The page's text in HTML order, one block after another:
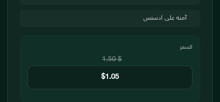
آمنه على ادسنس
السعر
$ 1.50